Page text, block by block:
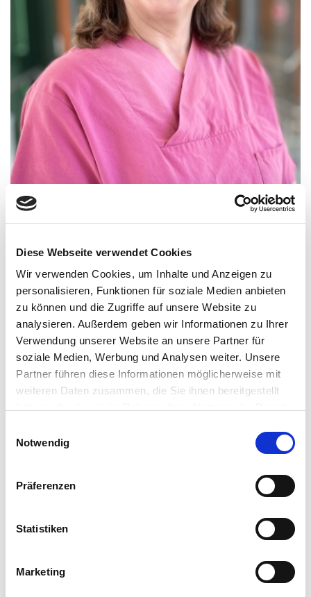
Diese Webseite verwendet Cookies
Wir verwenden Cookies, um Inhalte und Anzeigen zu
personalisieren, Funktionen für soziale Medien anbieten
zu können und die Zugriffe auf unsere Website zu
analysieren. Außerdem geben wir Informationen zu Ihrer
Verwendung unserer Website an unsere Partner für
soziale Medien, Werbung und Analysen weiter. Unsere
Partner führen diese Informationen möglicherweise mit
weiteren Daten zusammen, die Sie ihnen bereitgestellt
Notwendig
Präferenzen
Statistiken
Marketing
Stellvertretende Teamleitung OP-Pflege
Regina Schulze
Aufbereitungseinheit für
Medizinprodukte (AEMP)
Die Aufbereitungseinheit für Medizinprodukte (AEMP)
im HEH ist zuständig für die fachgerechte Entsorgung,
Reinigung, Desinfektion, Pflege und Funktionskontrolle
sowie für das Verpacken und die Sterilisation von
Instrumenten. Wir versorgen täglich neun
Operationssäle, acht Ambulanzen sowie die Endoskopie
und die Intensivstation. Um Patienten*Patientinnen die
hygienisch korrekt aufbereiteten Instrumenten
behandelt werden, arbeiten wir nach einer Vielzahl von